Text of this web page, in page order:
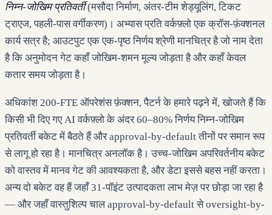
निम्न-जोखिम प्रतिवर्ती(मसौदा निर्माण, अंतर-टीम शेड्यूलिंग, टिकट
ट्राएज, पहली-पास वर्गीकरण)। अभ्यास प्रति वर्कफ़्लो एक क्रॉस-फ़ंक्शनल
कार्य सत्र है; आउटपुट एक एक-पृष्ठ निर्णय श्रेणी मानचित्र है जो नाम देता
है कि अनुमोदन गेट कहाँ जोखिम-शमन मूल्य जोड़ता है और कहाँ केवल
कतार समय जोड़ता है।
अधिकांश 200-FTE ऑपरेशंस फ़ंक्शन, पैटर्न के हमारे पढ़ने में, खोजते हैं कि
किसी भी दिए गए AI वर्कफ़्लो के अंदर 60–80% निर्णय निम्न-जोखिम
प्रतिवर्ती बकेट में बैठते हैं और approval-by-default तीनों पर समान रूप
से लागू हो रहा है। मानचित्र अनलॉक है। उच्च-जोखिम अपरिवर्तनीय बकेट
को वास्तव में मानव गेट की आवश्यकता है, और डेटा इससे बहस नहीं करता।
अन्य दो बकेट वह हैं जहाँ 31-पॉइंट उत्पादकता लाभ मेज़ पर छोड़ा जा रहा है
— और जहाँ वास्तुशिल्प चाल approval-by-default से oversight-by-